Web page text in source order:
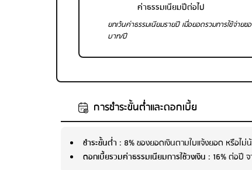
ค่าธรรมเนียมปีต่อไป
ยกเว้นค่าธรรมเนียมรายปี เมื่อยอดรวมการใช้จ่าย
บาท/ปี
การชำระขั้นต่ำและดอกเบี้ย
ชำระขั้นต่ำ : 8% ของยอดเงินตามใบแจ้งยอด หรือไ
ดอกเบี้ยรวมค่าธรรมเนียมการใช้วงเงิน : 16% ต่อปี